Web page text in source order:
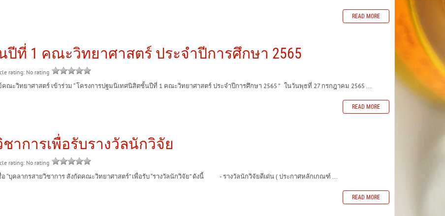
READ MORE
ที่ 1 คณะวิทยาศาสตร์ ประจำปีการศึกษา 2565
rating: No rating
ยาศาสตร์ เข้าร่วม “ โครงการปฐมนิเทศนิสิตชั้นปีที่ 1 คณะวิทยาศาสตร์ ประจำปีการศึกษา 2565 ” ในวันพุธที่ 27 กรกฎาคม 2565 ...
READ MORE
าการเพื่อรับรางวัลนักวิจัย
rating: No rating
ลากรสายวิชาการ สังกัดคณะวิทยาศาสตร์” เพื่อรับ “รางวัลนักวิจัย” ดังนี้ - รางวัลนักวิจัยดีเด่น ( ประกาศหลักเกณฑ์ ...
READ MORE